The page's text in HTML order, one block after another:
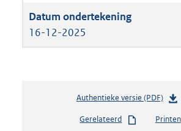
16-12-2025
Authentieke versie (PDF)b
s
Gerelateerd Printen